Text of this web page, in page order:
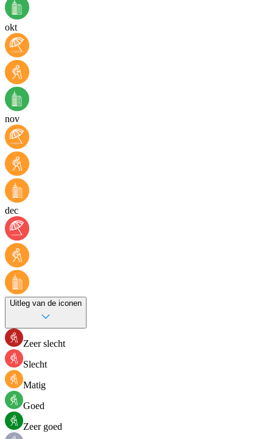
okt
nov
dec
Uitleg van de iconen
Zeer slecht
Slecht
Matig
Goed
Zeer goed